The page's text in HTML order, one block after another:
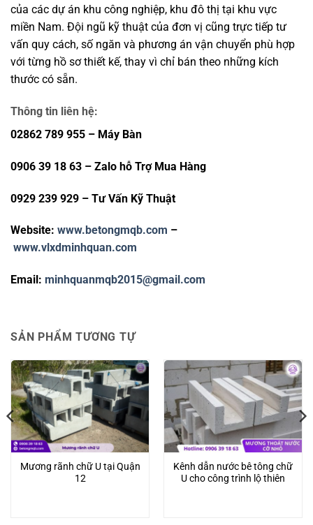
của các dự án khu công nghiệp, khu đô thị tại khu vực
miền Nam. Đội ngũ kỹ thuật của đơn vị cũng trực tiếp tư
vấn quy cách, số ngăn và phương án vận chuyển phù hợp
với từng hồ sơ thiết kế, thay vì chỉ bán theo những kích
thước có sẵn.
Thông tin liên hệ:
02862 789 955 – Máy Bàn
0906 39 18 63 – Zalo hỗ Trợ Mua Hàng
0929 239 929 – Tư Vấn Kỹ Thuật
Website: www.betongmqb.com –
www.vlxdminhquan.com
Email: minhquanmqb2015@gmail.com
SẢN PHẨM TƯƠNG TỰ
Mương rãnh chữ U tại Quận
12
Kênh dẫn nước bê tông chữ
U cho công trình lộ thiên